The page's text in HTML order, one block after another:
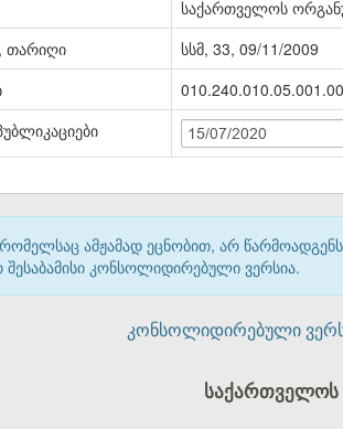
საქართველოს
თარიღი
სსმ, 33, 09/11/2009
15/07/2020
ამჟამად ეცნობით, არ
შესაბამისი კონსოლიდირებული ვერსია.
კონსოლიდირებული